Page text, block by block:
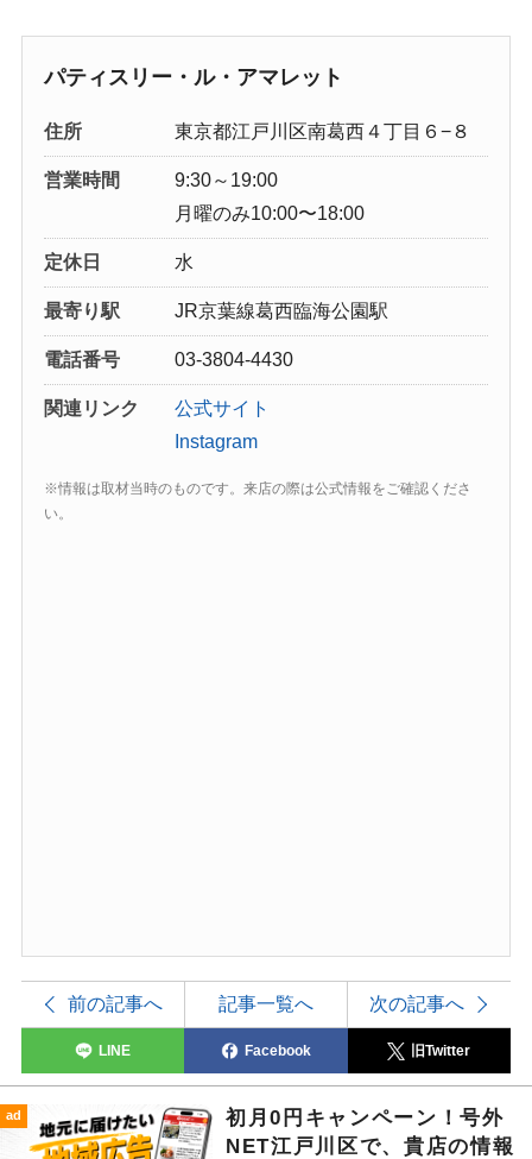
パティスリー・ル・アマレット
住所 東京都江戸川区南葛西４丁目６−８
営業時間
9:30～19:00
月曜のみ10:00〜18:00
定休日 水
最寄り駅 JR京葉線葛西臨海公園駅
電話番号 03-3804-4430
関連リンク
公式サイト
Instagram
※情報は取材当時のものです。来店の際は公式情報をご確認くださ
い。
前の記事へ 記事一覧へ 次の記事へ
LINE Facebook 旧Twitter
ad
初月0円キャンペーン！号外
NET江戸川区で、貴店の情報